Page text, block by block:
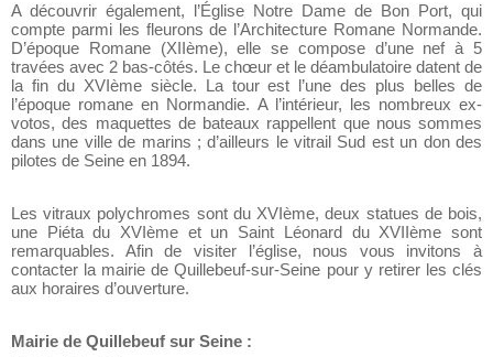
A découvrir également, l’Église Notre Dame de Bon Port, qui
compte parmi les fleurons de l’Architecture Romane Normande.
D’époque Romane (XIIème), elle se compose d’une nef à 5
travées avec 2 bas-côtés. Le chœur et le déambulatoire datent de
la fin du XVIème siècle. La tour est l’une des plus belles de
l’époque romane en Normandie. A l’intérieur, les nombreux ex-
votos, des maquettes de bateaux rappellent que nous sommes
dans une ville de marins ; d’ailleurs le vitrail Sud est un don des
pilotes de Seine en 1894.
Les vitraux polychromes sont du XVIème, deux statues de bois,
une Piéta du XVIème et un Saint Léonard du XVIIème sont
remarquables. Afin de visiter l’église, nous vous invitons à
contacter la mairie de Quillebeuf-sur-Seine pour y retirer les clés
aux horaires d’ouverture.
Mairie de Quillebeuf sur Seine :